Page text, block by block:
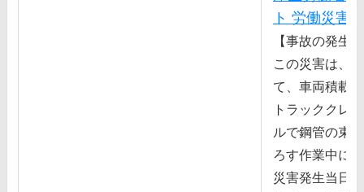
ト 労働災害
【事故の発生
この災害は、
て、⾞両積載型
トラッククレ
ルで鋼管の束
ろす作業中に
災害発⽣当⽇